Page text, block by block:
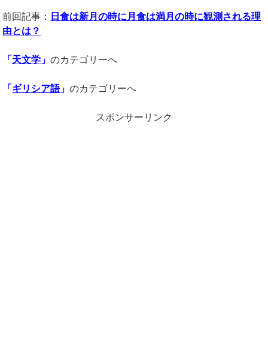
前回記事：
日食は新月の時に月食は満月の時に観測される理
由とは？
「 天文学 」のカテゴリーへ
「 ギリシア語」のカテゴリーへ
スポンサーリンク